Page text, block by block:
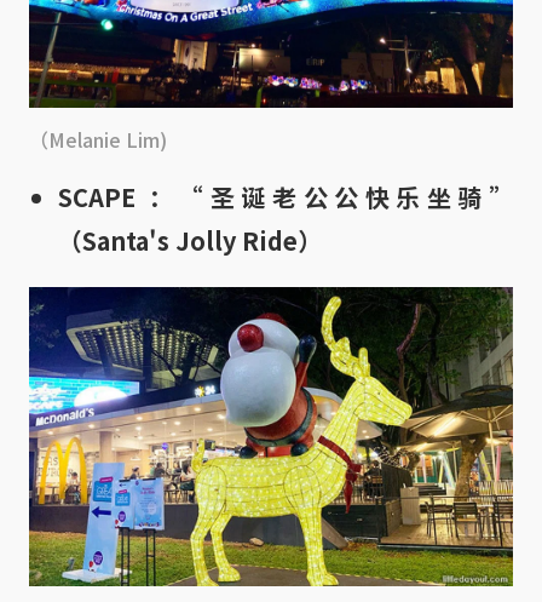
（Melanie Lim)
SCAPE ：“圣诞老公公快乐坐骑”
（Santa's Jolly Ride）